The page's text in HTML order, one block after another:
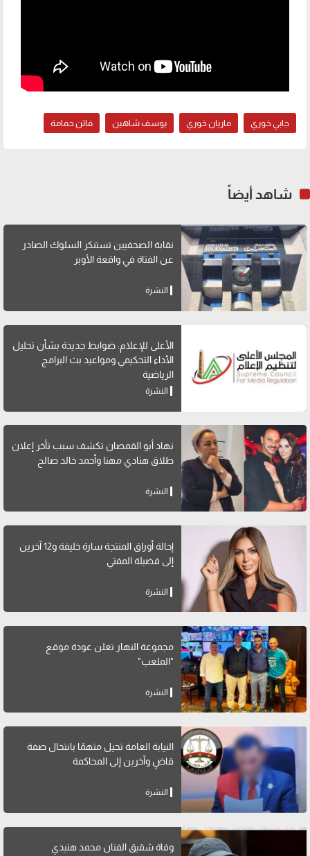
جابي خوري ماريان خوري يوسف شاهين فاتن حمامة
شاهد أيضاً
نقابة الصحفيين تستنكر السلوك الصادر
عن الفتاة في واقعة الأوبر
النشرة
الأعلى للإعلام: ضوابط جديدة بشأن تحليل
الأداء التحكيمي ومواعيد بث البرامج
الرياضية
النشرة
نهاد أبو القمصان تكشف سبب تأخر إعلان
طلاق هنادي مهنا وأحمد خالد صالح
النشرة
إحالة أوراق المنتجة سارة خليفة و12 آخرين
إلى فضيلة المفتي
النشرة
مجموعة النهار تعلن عودة موقع
"الملعب"
النشرة
النيابة العامة تحيل متهمًا بانتحال صفة
قاضٍ وآخرين إلى المحاكمة
النشرة
وفاة شقيق الفنان محمد هنيدي